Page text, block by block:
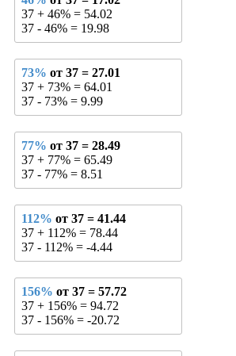
37 + 46% = 54.02
37 - 46% = 19.98
73% от 37 = 27.01
37 + 73% = 64.01
37 - 73% = 9.99
77% от 37 = 28.49
37 + 77% = 65.49
37 - 77% = 8.51
112% от 37 = 41.44
37 + 112% = 78.44
37 - 112% = -4.44
156% от 37 = 57.72
37 + 156% = 94.72
37 - 156% = -20.72